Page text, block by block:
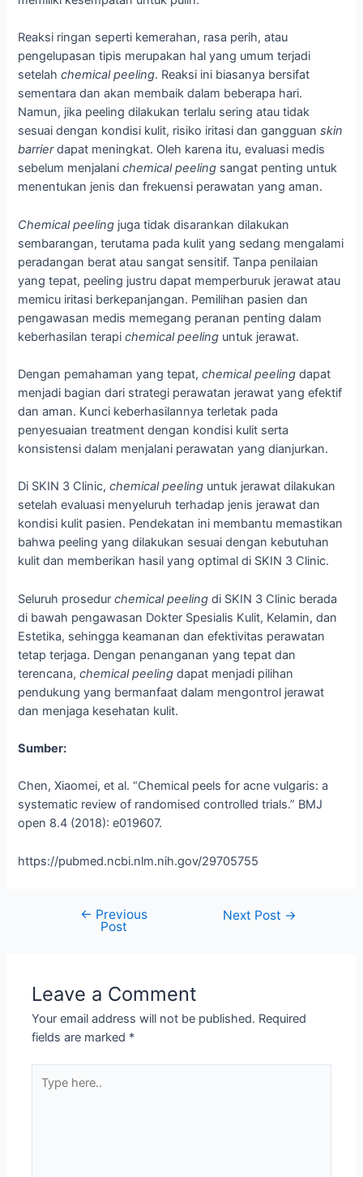
Reaksi ringan seperti kemerahan, rasa perih, atau
pengelupasan tipis merupakan hal yang umum terjadi
setelahchemical peeling. Reaksi ini biasanya bersifat
sementara dan akan membaik dalam beberapa hari.
Namun, jika peeling dilakukan terlalu sering atau tidak
sesuai dengan kondisi kulit, risiko iritasi dan gangguanskin
barrierdapat meningkat. Oleh karena itu, evaluasi medis
sebelum menjalanichemical peeling sangat penting untuk
menentukan jenis dan frekuensi perawatan yang aman.
Chemical peeling juga tidak disarankan dilakukan
sembarangan, terutama pada kulit yang sedang mengalami
peradangan berat atau sangat sensitif. Tanpa penilaian
yang tepat, peeling justru dapat memperburuk jerawat atau
memicu iritasi berkepanjangan. Pemilihan pasien dan
pengawasan medis memegang peranan penting dalam
keberhasilan terapichemical peeling untuk jerawat.
Dengan pemahaman yang tepat,chemical peeling dapat
menjadi bagian dari strategi perawatan jerawat yang efektif
dan aman. Kunci keberhasilannya terletak pada
penyesuaian treatment dengan kondisi kulit serta
konsistensi dalam menjalani perawatan yang dianjurkan.
Di SKIN 3 Clinic,chemical peeling untuk jerawat dilakukan
setelah evaluasi menyeluruh terhadap jenis jerawat dan
kondisi kulit pasien. Pendekatan ini membantu memastikan
bahwa peeling yang dilakukan sesuai dengan kebutuhan
kulit dan memberikan hasil yang optimal di SKIN 3 Clinic.
Seluruh prosedurchemical peeling di SKIN 3 Clinic berada
di bawah pengawasan Dokter Spesialis Kulit, Kelamin, dan
Estetika, sehingga keamanan dan efektivitas perawatan
tetap terjaga. Dengan penanganan yang tepat dan
terencana,chemical peeling dapat menjadi pilihan
pendukung yang bermanfaat dalam mengontrol jerawat
dan menjaga kesehatan kulit.
Sumber:
Chen, Xiaomei, et al. “Chemical peels for acne vulgaris: a
systematic review of randomised controlled trials.” BMJ
open 8.4 (2018): e019607.
https://pubmed.ncbi.nlm.nih.gov/29705755
← Previous
Post
Next Post →
Leave a Comment
Your email address will not be published. Required
fields are marked *